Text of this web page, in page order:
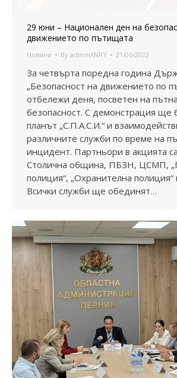
29 юни – Национален ден на
движението по пътищата
Новини By adminXNRY 21/06/2022
За четвърта поредна година
„Безопасност на движението по
отбележи деня, посветен на
безопасност. С демонстрация ще
планът „С.П.А.С.И.“ и
различните служби по време на
инцидент. Партньори в акцията
Столична община, ПБЗН, ЦСМП,
полиция“, „Охранителна полиция“
Всички служби ще обединят…